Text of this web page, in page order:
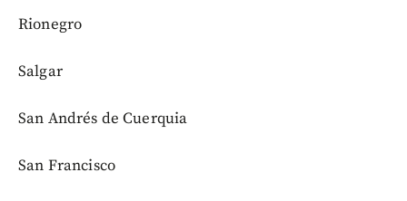
Rionegro
Salgar
San Andrés de Cuerquia
San Francisco